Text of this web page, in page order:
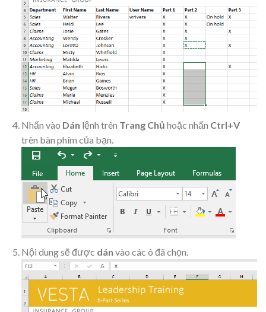
Nhấn vào Dán lệnh trên Trang Chủ hoặc nhấn Ctrl+V
trên bàn phím của bạn.
Nội dung sẽ được dán vào các ô đã chọn.